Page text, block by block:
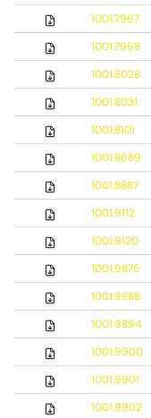
1001.7967
1001.7968
1001.8028
1001.8031
1001.8101
1001.8689
1001.8887
1001.9112
1001.9120
1001.9875
1001.9888
1001.9894
1001.9900
1001.9901
1001.9902